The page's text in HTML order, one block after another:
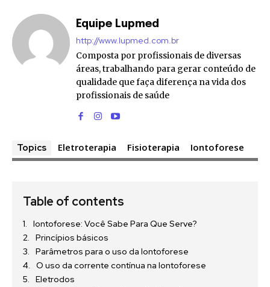
Equipe Lupmed
http://www.lupmed.com.br
Composta por profissionais de diversas
áreas, trabalhando para gerar conteúdo de
qualidade que faça diferença na vida dos
profissionais de saúde
Topics Eletroterapia Fisioterapia Iontoforese
Table of contents
Iontoforese: Você Sabe Para Que Serve?
Princípios básicos
Parâmetros para o uso da Iontoforese
O uso da corrente contínua na Iontoforese
Eletrodos